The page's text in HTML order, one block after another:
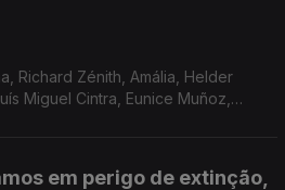
Richard Zénith, Amália, Helder
Miguel Cintra, Eunice Muñoz,
em perigo de extinção,